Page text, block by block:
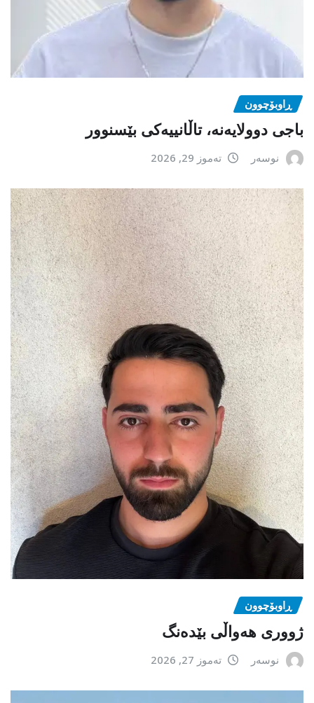
ڕاوبۆچوون
باجی دوولایەنە، تاڵانییەکی بێسنوور
نوسەر تەموز 29, 2026
ڕاوبۆچوون
ژووری هەواڵی بێدەنگ
نوسەر تەموز 27, 2026